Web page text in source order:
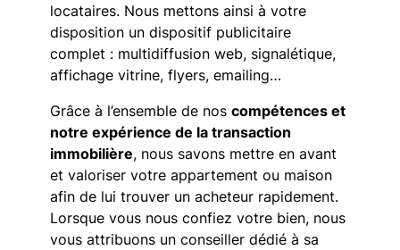
locataires. Nous mettons ainsi à votre
disposition un dispositif publicitaire
complet : multidiffusion web, signalétique,
affichage vitrine, flyers, emailing…
Grâce à l’ensemble de nos compétences et
notre expérience de la transaction
immobilière, nous savons mettre en avant
et valoriser votre appartement ou maison
afin de lui trouver un acheteur rapidement.
Lorsque vous nous confiez votre bien, nous
vous attribuons un conseiller dédié à sa